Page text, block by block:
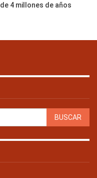
4 millones de años